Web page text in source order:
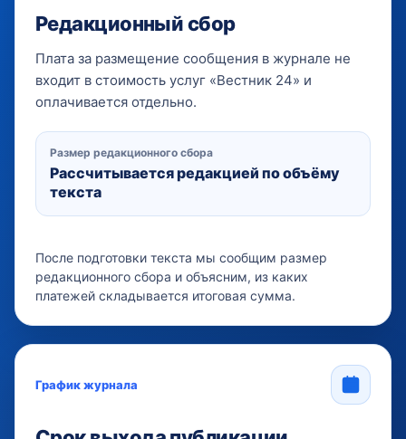
Редакционный сбор
Плата за размещение сообщения в журнале не
входит в стоимость услуг «Вестник 24» и
оплачивается отдельно.
Размер редакционного сбора
Рассчитывается редакцией по объёму
текста
После подготовки текста мы сообщим размер
редакционного сбора и объясним, из каких
платежей складывается итоговая сумма.
График журнала